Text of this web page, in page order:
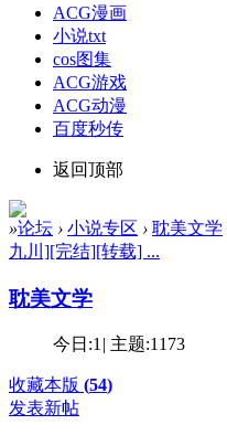
ACG漫画
小说txt
cos图集
ACG游戏
ACG动漫
百度秒传
返回顶部
»论坛 › 小说专区 › 耽美文学
九川][完结][转载] ...
耽美文学
今日:1 | 主题:1173
收藏本版 (54)
发表新帖